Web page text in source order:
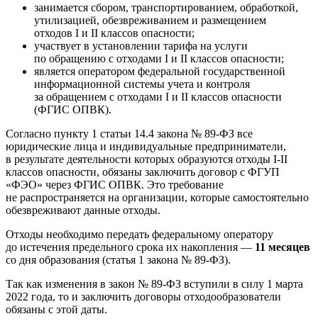
занимается сбором, транспортированием, обработкой,
утилизацией, обезвреживанием и размещением
отходов I и II классов опасности;
участвует в установлении тарифа на услуги
по обращению с отходами I и II классов опасности;
является оператором федеральной государственной
информационной системы учета и контроля
за обращением с отходами I и II классов опасности
(ФГИС ОПВК).
Согласно пункту 1 статьи 14.4 закона № 89-ФЗ все
юридические лица и индивидуальные предприниматели,
в результате деятельности которых образуются отходы I-II
классов опасности, обязаны заключить договор с ФГУП
«ФЭО» через ФГИС ОПВК. Это требование
не распространяется на организации, которые самостоятельно
обезвреживают данные отходы.
Отходы необходимо передать федеральному оператору
до истечения предельного срока их накопления — 11 месяцев
со дня образования (статья 1 закона № 89-ФЗ).
Так как изменения в закон № 89-ФЗ вступили в силу 1 марта
2022 года, то и заключить договоры отходообразователи
обязаны с этой даты.